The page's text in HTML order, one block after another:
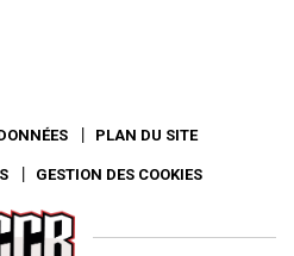
PLAN DU SITE
GESTION DES COOKIES